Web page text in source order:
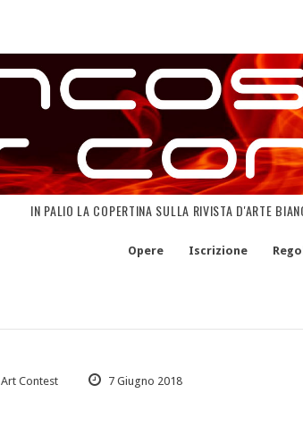
IN PALIO LA COPERTINA SULLA RIVISTA D'ARTE
Opere Iscrizione
Art Contest 7 Giugno 2018